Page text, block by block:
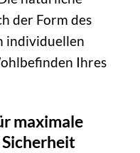
der Form des
individuellen
Ihres
maximale